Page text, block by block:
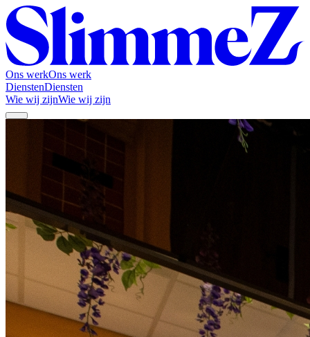
Ons werkOns werk
DienstenDiensten
Wie wij zijnWie wij zijn